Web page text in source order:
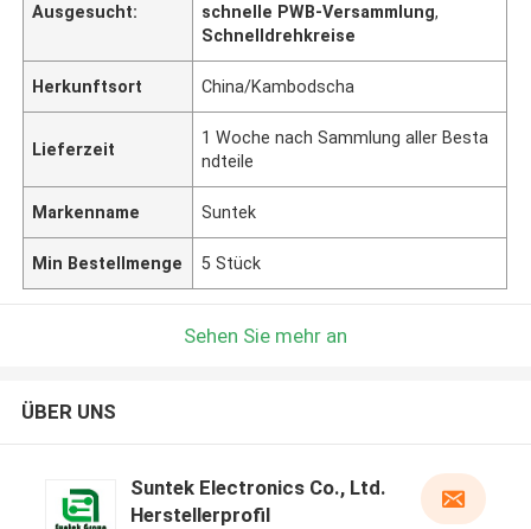
Ausgesucht:
schnelle PWB-Versammlung,
Schnelldrehkreise
Herkunftsort China/Kambodscha
Lieferzeit
1 Woche nach Sammlung aller Besta
ndteile
Markenname Suntek
Min Bestellmenge 5 Stück
Sehen Sie mehr an
ÜBER UNS
Suntek Electronics Co., Ltd.
Herstellerprofil